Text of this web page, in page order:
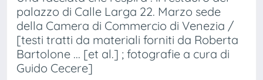
palazzo di Calle Larga 22. Marzo sede
della Camera di Commercio di Venezia /
[testi tratti da materiali forniti da Roberta
Bartolone ... [et al.] ; fotografie a cura di
Guido Cecere]